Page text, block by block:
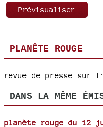
PLANÊTE ROUGE
revue de presse sur
DANS LA MÊME
planète rouge du 12